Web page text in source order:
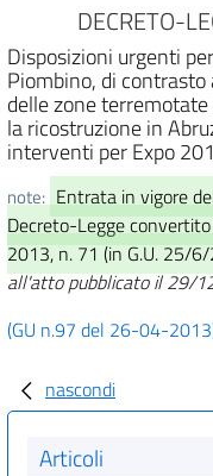
DECRETO-
Disposizioni urgenti
Piombino, di
delle zone
la ricostruzione in
interventi per Expo
note: Entrata in vigore
Decreto-Legge
2013, n. 71 (in G.U. 25/
all'atto pubblicato il 29/
(GU n.97 del 26-04-
nascondi
Articoli